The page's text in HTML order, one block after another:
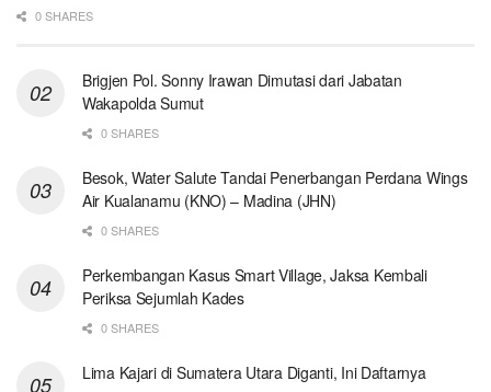
0 SHARES
Brigjen Pol. Sonny Irawan Dimutasi dari Jabatan
Wakapolda Sumut
0 SHARES
Besok, Water Salute Tandai Penerbangan Perdana Wings
Air Kualanamu (KNO) – Madina (JHN)
0 SHARES
Perkembangan Kasus Smart Village, Jaksa Kembali
Periksa Sejumlah Kades
0 SHARES
Lima Kajari di Sumatera Utara Diganti, Ini Daftarnya